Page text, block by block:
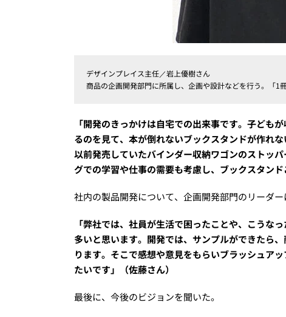
デザインプレイス主任／岩上優樹さん
商品の企画開発部門に所属し、企画や設計などを行う。「1
「開発のきっかけは自宅での出来事です。子ども
るのを見て、本が倒れないブックスタンドが作れ
以前発売していたバインダー収納ワゴンのストッ
グでの学習や仕事の需要も考慮し、ブックスタン
社内の製品開発について、企画開発部門のリーダー
「弊社では、社員が生活で困ったことや、こうな
多いと思います。開発では、サンプルができたら
ります。そこで感想や意見をもらいブラッシュア
たいです」（佐藤さん）
最後に、今後のビジョンを聞いた。